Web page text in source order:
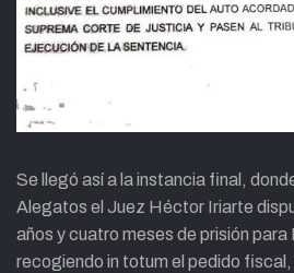
Se llegó así a la instancia final,
Alegatos el Juez Héctor Iriarte
años y cuatro meses de prisión para
recogiendo in totum el pedido fiscal,